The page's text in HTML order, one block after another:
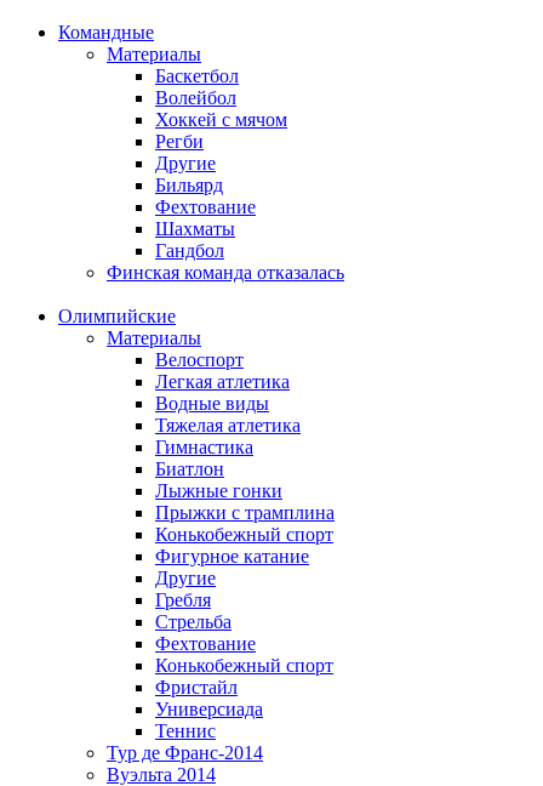
Командные
Материалы
Баскетбол
Волейбол
Хоккей с мячом
Регби
Другие
Бильярд
Фехтование
Шахматы
Гандбол
Финская команда отказалась
Олимпийские
Материалы
Велоспорт
Легкая атлетика
Водные виды
Тяжелая атлетика
Гимнастика
Биатлон
Лыжные гонки
Прыжки с трамплина
Конькобежный спорт
Фигурное катание
Другие
Гребля
Стрельба
Фехтование
Конькобежный спорт
Фристайл
Универсиада
Теннис
Тур де Франс-2014
Вуэльта 2014